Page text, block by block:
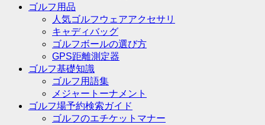
ゴルフ用品
人気ゴルフウェアアクセサリ
キャディバッグ
ゴルフボールの選び方
GPS距離測定器
ゴルフ基礎知識
ゴルフ用語集
メジャートーナメント
ゴルフ場予約検索ガイド
ゴルフのエチケットマナー